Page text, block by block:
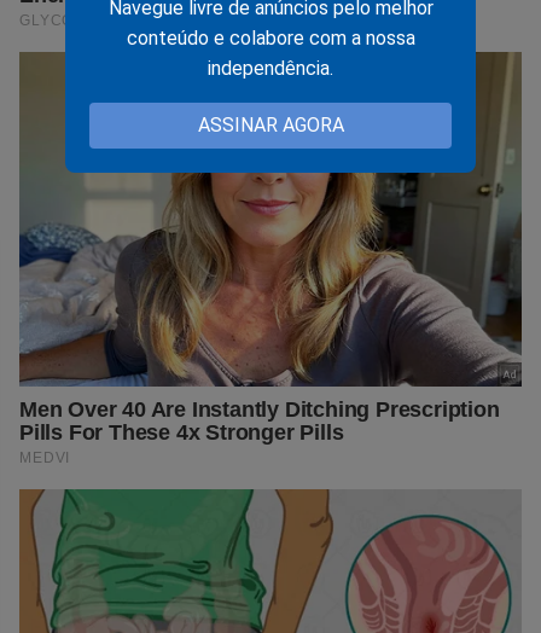
Navegue livre de anúncios pelo melhor
conteúdo e colabore com a nossa
independência.
ASSINAR AGORA